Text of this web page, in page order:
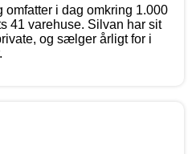
omfatter i dag omkring 1.000
41 varehuse. Silvan har sit
og sælger årligt for i